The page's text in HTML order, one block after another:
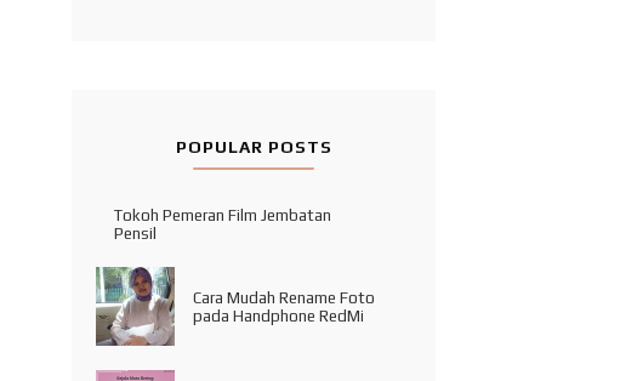
POPULAR POSTS
Tokoh Pemeran Film Jembatan
Pensil
Cara Mudah Rename Foto
pada Handphone RedMi